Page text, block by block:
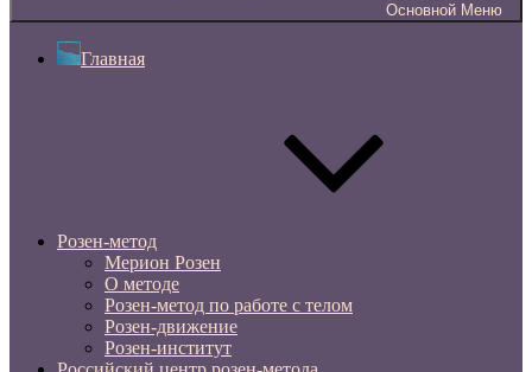
Основной Меню
Главная
Розен-метод
Мерион Розен
О методе
Розен-метод по работе с телом
Розен-движение
Розен-институт